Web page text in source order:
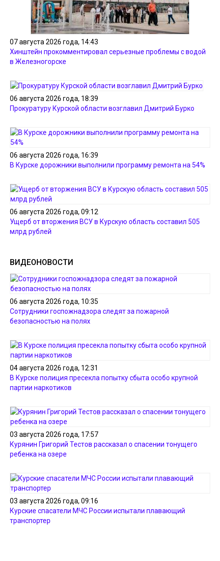
07 августа 2026 года, 14:43
Хинштейн прокомментировал серьезные проблемы с водой
в Железногорске
06 августа 2026 года, 18:39
Прокуратуру Курской области возглавил Дмитрий Бурко
06 августа 2026 года, 16:39
В Курске дорожники выполнили программу ремонта на 54%
06 августа 2026 года, 09:12
Ущерб от вторжения ВСУ в Курскую область составил 505
млрд рублей
ВИДЕОНОВОСТИ
06 августа 2026 года, 10:35
Сотрудники госпожнадзора следят за пожарной
безопасностью на полях
04 августа 2026 года, 12:31
В Курске полиция пресекла попытку сбыта особо крупной
партии наркотиков
03 августа 2026 года, 17:57
Курянин Григорий Тестов рассказал о спасении тонущего
ребенка на озере
03 августа 2026 года, 09:16
Курские спасатели МЧС России испытали плавающий
транспортер